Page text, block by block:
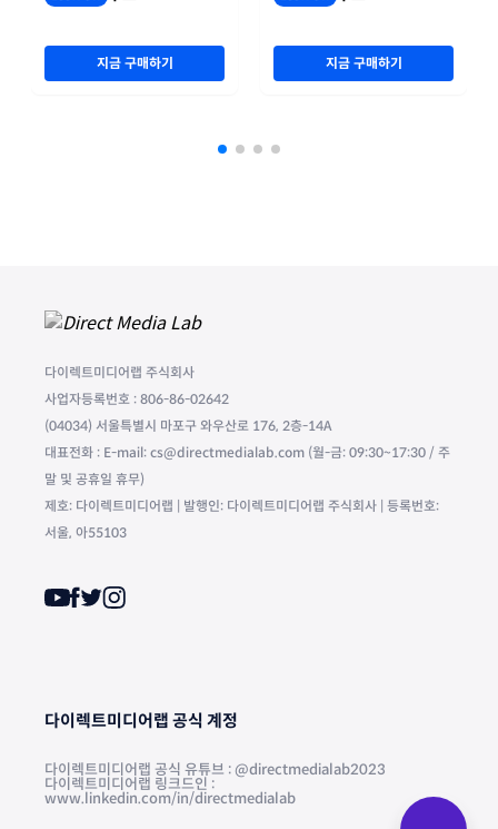
지금 구매하기 지금 구매하기
다이렉트미디어랩 주식회사
사업자등록번호 : 806-86-02642
(04034) 서울특별시 마포구 와우산로 176, 2층-14A
대표전화 : E-mail: cs@directmedialab.com (월-금: 09:30~17:30 / 주
말 및 공휴일 휴무)
제호: 다이렉트미디어랩 | 발행인: 다이렉트미디어랩 주식회사 | 등록번호:
서울, 아55103
다이렉트미디어랩 공식 계정
다이렉트미디어랩 공식 유튜브 : @directmedialab2023
다이렉트미디어랩 링크드인 :
www.linkedin.com/in/directmedialab